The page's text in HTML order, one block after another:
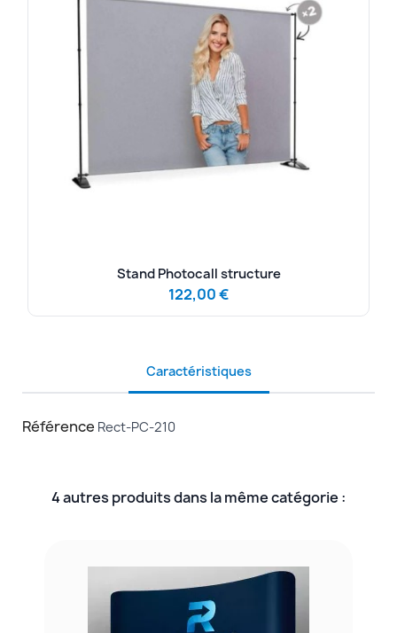
Stand Photocall structure
122,00 €
Caractéristiques
Référence Rect-PC-210
4 autres produits dans la même catégorie :